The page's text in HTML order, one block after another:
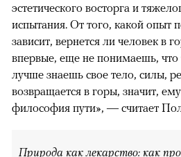
эстетического восторга и
испытания. От того, какой опыт
зависит, вернется ли человек в
впервые, еще не понимаешь,
лучше знаешь свое тело, силы,
возвращается в горы, значит,
философия пути», — считает
Природа как лекарство: как